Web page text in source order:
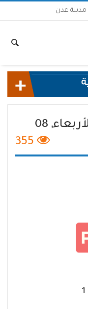
العدد : 18169 | تاريخ : الأربعاء, 08
355